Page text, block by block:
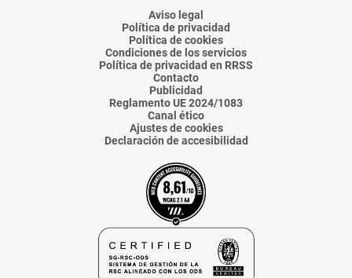
AlmeríaAlmeríaAlmería
Almería
Aviso legal
Política de privacidad
Política de cookies
Condiciones de los servicios
Política de privacidad en RRSS
Contacto
Publicidad
Reglamento UE 2024/1083
Canal ético
Ajustes de cookies
Declaración de accesibilidad